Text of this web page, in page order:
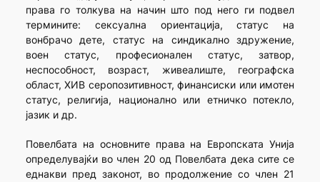
права го толкува на начин што под него ги подвел
термините: сексуална ориентација, статус на
вонбрачо дете, статус на синдикално здружение,
воен статус, професионален статус, затвор,
неспособност, возраст, живеалиште, географска
област, ХИВ серопозитивност, финансиски или имотен
статус, религија, национално или етничко потекло,
јазик и др.
Повелбата на основните права на Европската Унија
определувајќи во член 20 од Повелбата дека сите се
еднакви пред законот, во продолжение со член 21